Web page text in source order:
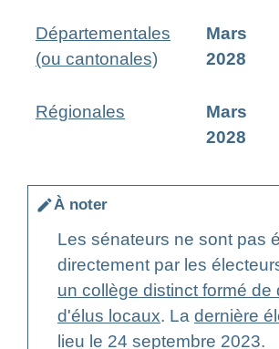
Départementales
(ou cantonales)
Mars
2028
Régionales
Mars
2028
editÀ noter
Les sénateurs ne sont pas
directement par les
un collège distinct formé de
d'élus locaux. La dernière
lieu le 24 septembre 2023.